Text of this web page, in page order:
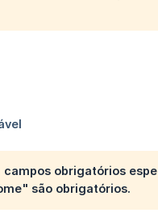
obrigatórios
são obrigatórios.